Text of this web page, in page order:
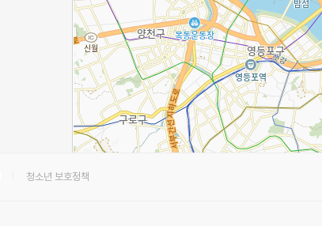
청소년 보호정책